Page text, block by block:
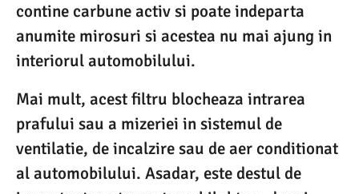
contine carbune activ si poate indeparta
anumite mirosuri si acestea nu mai ajung in
interiorul automobilului.
Mai mult, acest filtru blocheaza intrarea
prafului sau a mizeriei in sistemul de
ventilatie, de incalzire sau de aer conditionat
al automobilului. Asadar, este destul de